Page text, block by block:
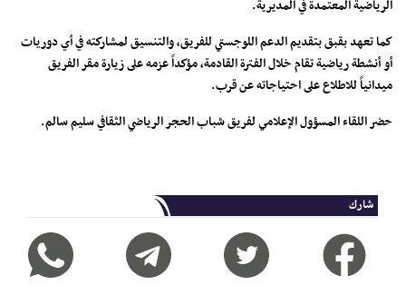
الرياضية المعتمدة في المديرية.
كما تعهد بقبق بتقديم الدعم اللوجستي للفريق، والتنسيق لمشاركته في أي دوريات
أو أنشطة رياضية تقام خلال الفترة القادمة، مؤكداً عزمه على زيارة مقر الفريق
ميدانياً للاطلاع على احتياجاته عن قرب.
حضر اللقاء المسؤول الإعلامي لفريق شباب الحجر الرياضي الثقافي سليم سالم.
شارك